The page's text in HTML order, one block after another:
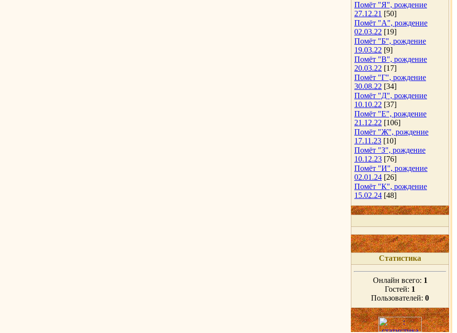
Помёт "Я", рождение
27.12.21 [50]
Помёт "А", рождение
02.03.22 [19]
Помёт "Б", рождение
19.03.22 [9]
Помёт "В", рождение
20.03.22 [17]
Помёт "Г", рождение
30.08.22 [34]
Помёт "Д", рождение
10.10.22 [37]
Помёт "Е", рождение
21.12.22 [106]
Помёт "Ж", рождение
17.11.23 [10]
Помёт "З", рождение
10.12.23 [76]
Помёт "И", рождение
02.01.24 [26]
Помёт "К", рождение
15.02.24 [48]
Статистика
Онлайн всего: 1
Гостей: 1
Пользователей: 0